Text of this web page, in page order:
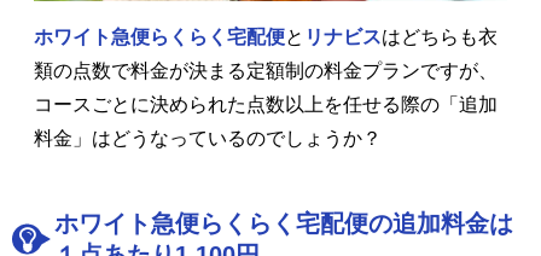
ホワイト急便らくらく宅配便と リナビスはどちらも衣
類の点数で料金が決まる定額制の料金プランですが、
コースごとに決められた点数以上を任せる際の「追加
料金」はどうなっているのでしょうか？
ホワイト急便らくらく宅配便の追加料金は